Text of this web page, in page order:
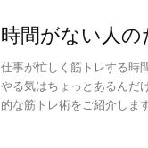
時間がない人
仕事が忙しく筋トレする時
やる気はちょっとあるんだ
的な筋トレ術をご紹介します